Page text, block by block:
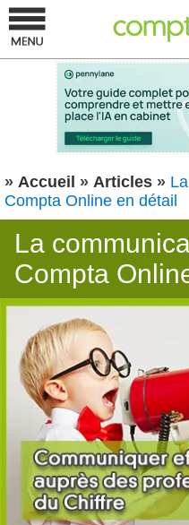
» Accueil » Articles »
Compta Online en détail
La
Compta